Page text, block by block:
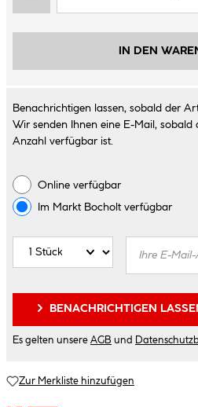
IN DEN
Benachrichtigen lassen, sobald der
Wir senden Ihnen eine E-Mail,
Anzahl verfügbar ist.
Online verfügbar
Im Markt Bocholtverfügbar
BENACHRICHTIGEN
Es gelten unsere AGB und
Zur Merkliste hinzufügen